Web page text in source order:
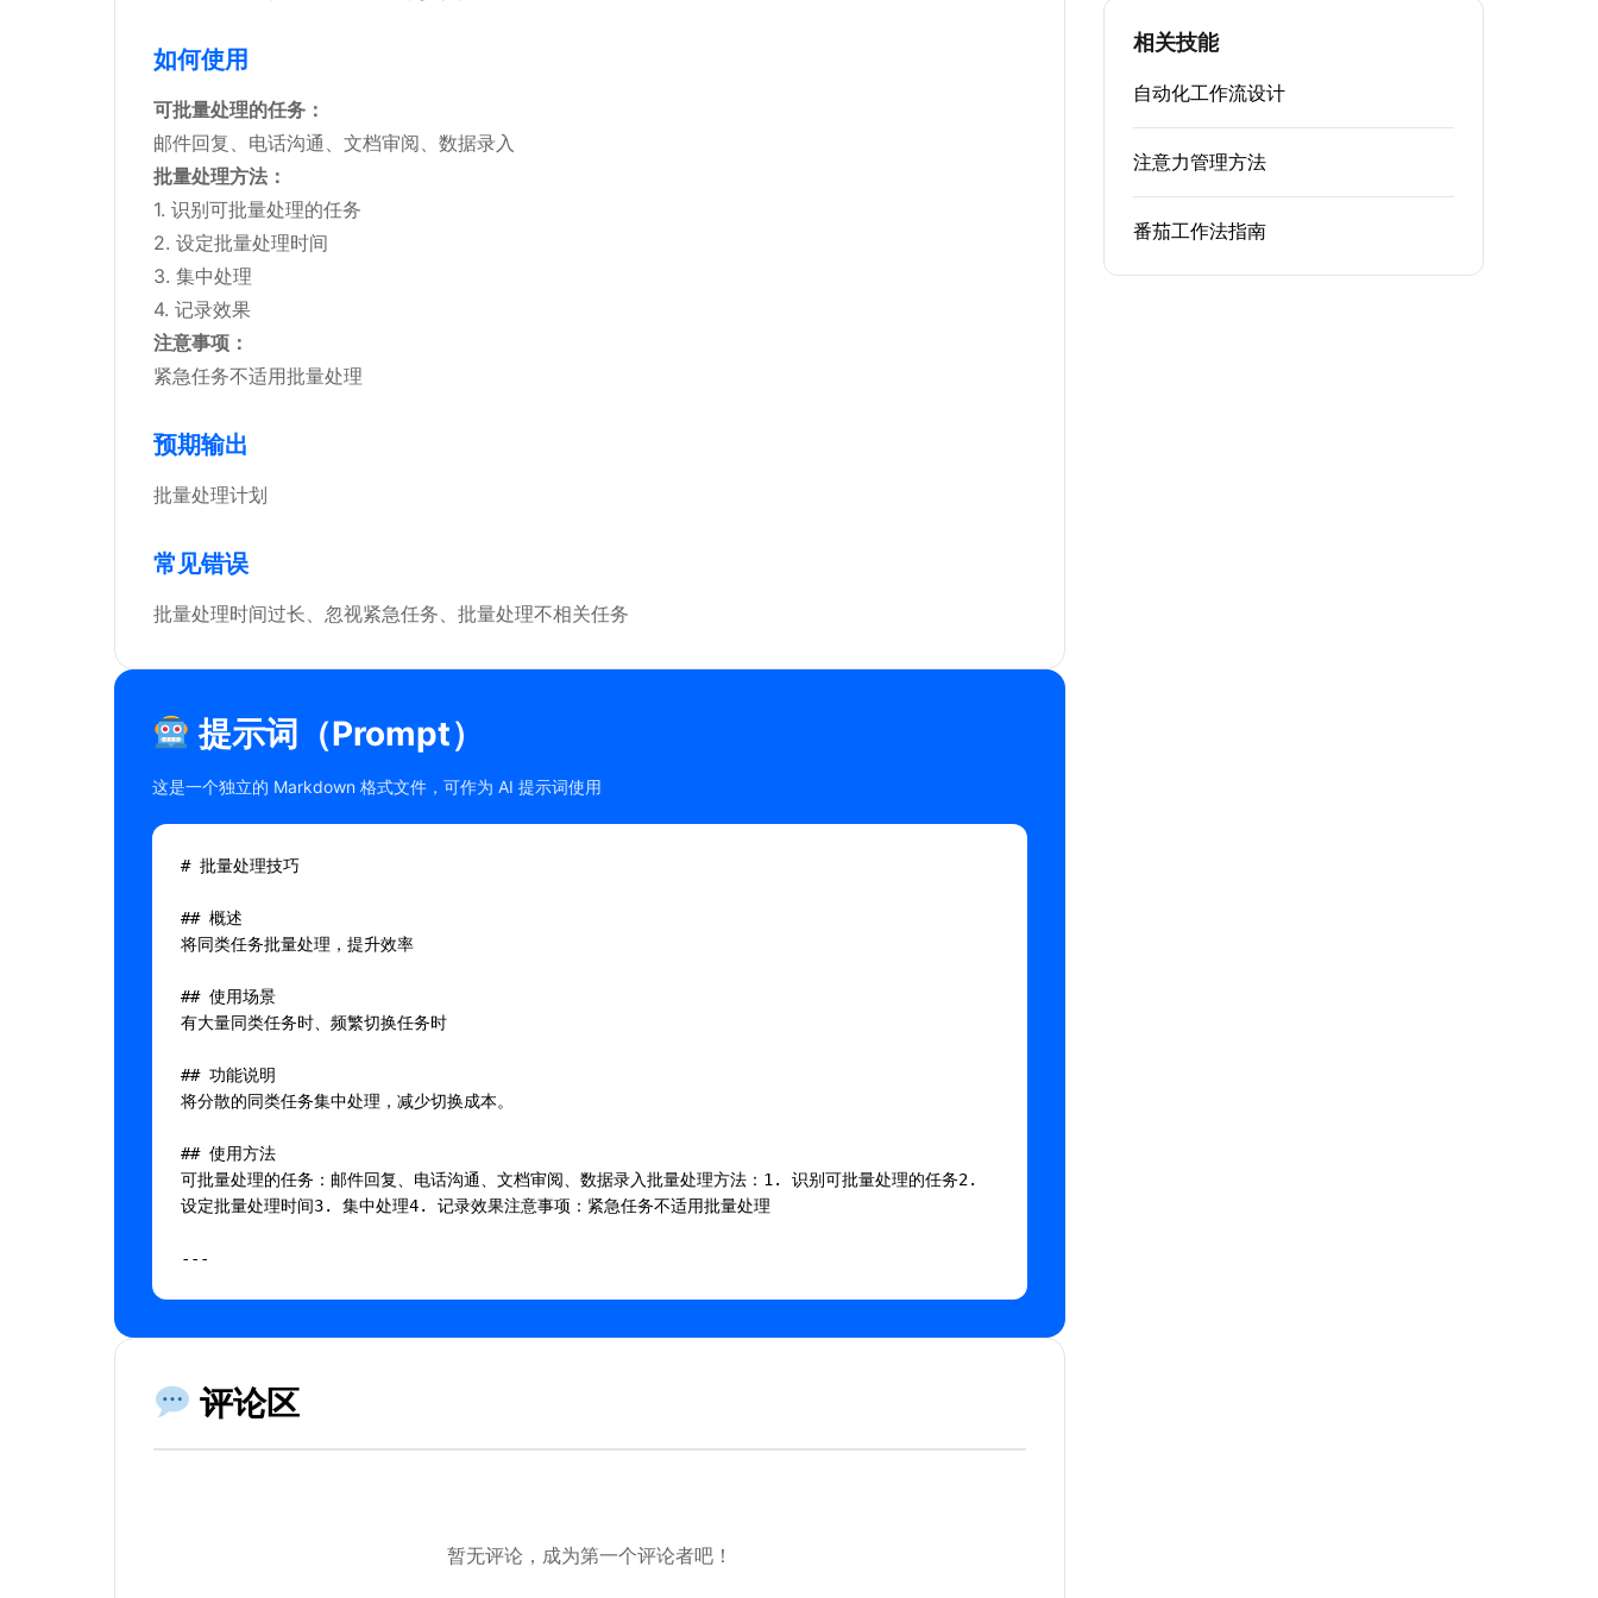
如何使用
可批量处理的任务：
邮件回复、电话沟通、文档审阅、数据录入
批量处理方法：
1. 识别可批量处理的任务
2. 设定批量处理时间
3. 集中处理
4. 记录效果
注意事项：
紧急任务不适用批量处理
预期输出
批量处理计划
常见错误
批量处理时间过长、忽视紧急任务、批量处理不相关任务
提示词（Prompt）
这是一个独立的 Markdown 格式文件，可作为 AI 提示词使用
# 批量处理技巧
## 概述
将同类任务批量处理，提升效率
## 使用场景
有大量同类任务时、频繁切换任务时
## 功能说明
将分散的同类任务集中处理，减少切换成本。
## 使用方法
可批量处理的任务：邮件回复、电话沟通、文档审阅、数据录入批量处理方法：1. 识别可批量处理的任务2.
设定批量处理时间3. 集中处理4. 记录效果注意事项：紧急任务不适用批量处理
---
``` 评论区
暂无评论，成为第一个评论者吧！
相关技能
自动化工作流设计
注意力管理方法
番茄工作法指南